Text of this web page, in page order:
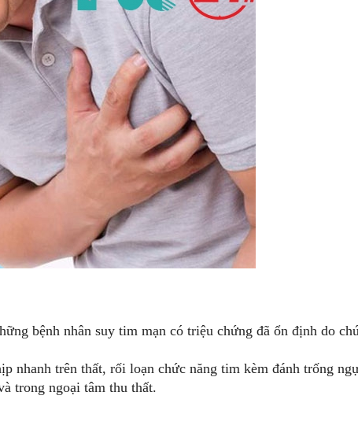
bệnh nhân suy tim mạn có triệu chứng đã ổn định do
nhanh trên thất, rối loạn chức năng tim kèm đánh trống
trong ngoại tâm thu thất.